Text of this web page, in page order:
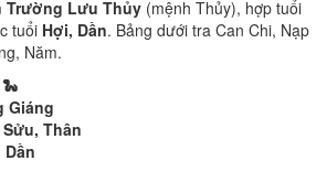
Trường Lưu Thủy (mệnh Thủy), hợp tuổi
tuổi Hợi, Dần. Bảng dưới tra Can Chi, Nạp
Năm.
Giáng
Sửu, Thân
Dần